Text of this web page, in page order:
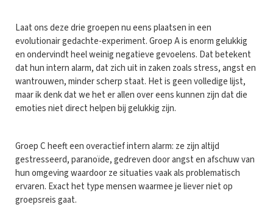
Laat ons deze drie groepen nu eens plaatsen in een
evolutionair gedachte-experiment. Groep A is enorm gelukkig
en ondervindt heel weinig negatieve gevoelens. Dat betekent
dat hun intern alarm, dat zich uit in zaken zoals stress, angst en
wantrouwen, minder scherp staat. Het is geen volledige lijst,
maar ik denk dat we het er allen over eens kunnen zijn dat die
emoties niet direct helpen bij gelukkig zijn.
Groep C heeft een overactief intern alarm: ze zijn altijd
gestresseerd, paranoïde, gedreven door angst en afschuw van
hun omgeving waardoor ze situaties vaak als problematisch
ervaren. Exact het type mensen waarmee je liever niet op
groepsreis gaat.